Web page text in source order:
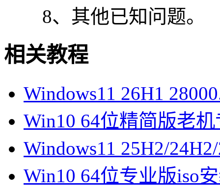
8、其他已知问题。
相关教程
Windows11 26H1
Win10 64位精简版老
Windows11 25H2/
Win10 64位专业版iso